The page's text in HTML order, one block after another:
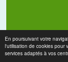
En poursuivant votre
l'utilisation de cookies pour
services adaptés à vos